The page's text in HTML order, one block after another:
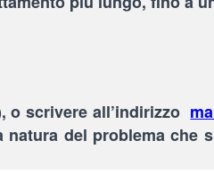
o scrivere all’indirizzo
del problema che